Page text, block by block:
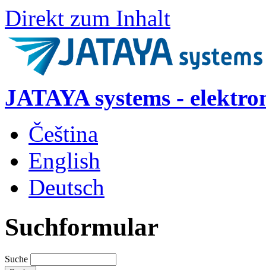
Direkt zum Inhalt
JATAYA systems -
Čeština
English
Deutsch
Suchformular
Suche